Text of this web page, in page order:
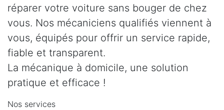
réparer votre voiture sans bouger de chez
vous. Nos mécaniciens qualifiés viennent à
vous, équipés pour offrir un service rapide,
fiable et transparent.
La mécanique à domicile, une solution
pratique et efficace !
Nos services